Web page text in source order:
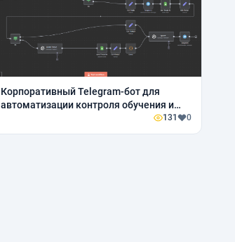
Корпоративный Telegram-бот для
автоматизации контроля обучения и
131 0